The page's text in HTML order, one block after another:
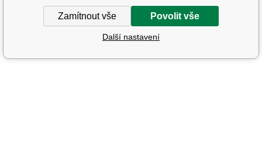
Zamítnout vše Povolit vše
Další nastavení